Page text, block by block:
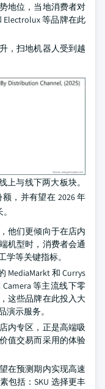
地位，当地消费者对
Electrolux 等品牌在此
，扫地机器人受到越
上与线下两大板块。
，并有望在 2026 年
他们更倾向于在店内
机型时，消费者会通
等关键指标。
MediaMarkt 和 Currys
Camera 等主流线下零
这些品牌在此投入大
示服务。
内专区，正是高端吸
值交易而采用的体验
在预测期内实现高速
包括：SKU 选择更丰